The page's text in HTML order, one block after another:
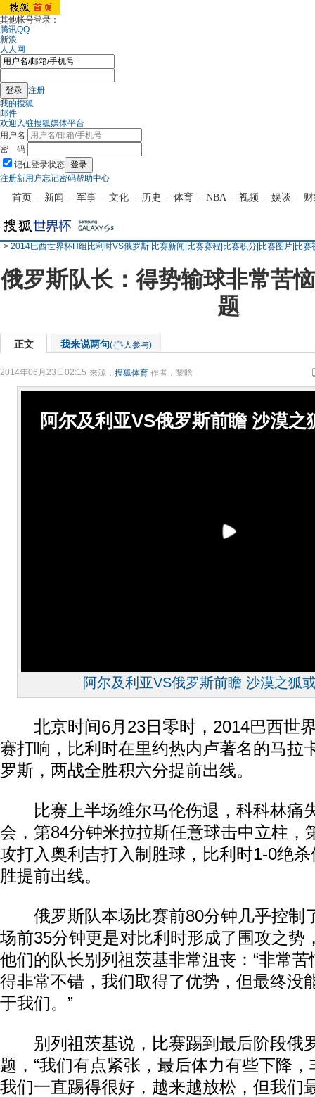
其他帐号登录：
腾讯QQ
新浪
人人网
注册
我的搜狐
邮件
欢迎入驻搜狐媒体平台
用户名
密 码
记住登录状态
注册新用户忘记密码帮助中心
首页 - 新闻 - 军事 - 文化 - 历史 - 体育 - NBA - 视频 - 娱谈 -
> 2014巴西世界杯H组比利时VS俄罗斯|比赛新闻|比赛赛程|比赛积分|比赛图片|比赛
俄罗斯队长：得势输球非常苦
题
正文 我来说两句( 人参与)
2014年06月23日02:15 来源： 搜狐体育 作者：黎晗
阿尔及利亚VS俄罗斯前瞻 沙漠之
阿尔及利亚VS俄罗斯前瞻 沙漠之狐
北京时间6月23日零时，2014巴西世
赛打响，比利时在里约热内卢著名的马拉
罗斯，两战全胜积六分提前出线。
比赛上半场维尔马伦伤退，科科林痛
会，第84分钟米拉拉斯任意球击中立柱，
攻打入奥利吉打入制胜球，比利时1-0绝
胜提前出线。
俄罗斯队本场比赛前80分钟几乎控制
场前35分钟更是对比利时形成了围攻之势
他们的队长别列祖茨基非常沮丧：“非常
得非常不错，我们取得了优势，但最终没
于我们。”
别列祖茨基说，比赛踢到最后阶段俄
题，“我们有点紧张，最后体力有些下降
我们一直踢得很好，越来越放松，但我们